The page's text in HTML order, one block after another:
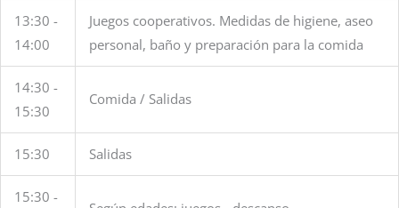
13:30 -
14:00
Juegos cooperativos. Medidas de higiene, aseo
personal, baño y preparación para la comida
14:30 -
15:30
Comida / Salidas
15:30 Salidas
15:30 -